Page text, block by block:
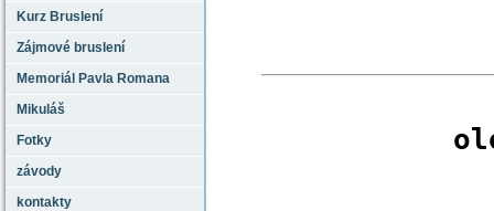
Kurz Bruslení
Zájmové bruslení
Memoriál Pavla Romana
Mikuláš
Fotky
závody
kontakty